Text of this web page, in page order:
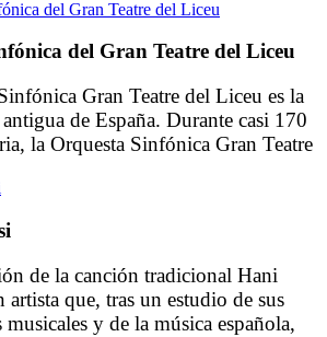
los escenarios de referencia mundial,
se cuentan la Sydney Opera House
Olympia Hall de París. También se
[…]
del Gran Teatre del Liceu
Gran Teatre del Liceu es la
de España. Durante casi 170
la Orquesta Sinfónica Gran Teatre
desde Arturo Toscanini a Erich
Hans Knapperstsbusch,
Reiner, Richard Strauss,
Ottorino. […]
de la canción tradicional Hani
artista que, tras un estudio de sus
musicales y de la música española,